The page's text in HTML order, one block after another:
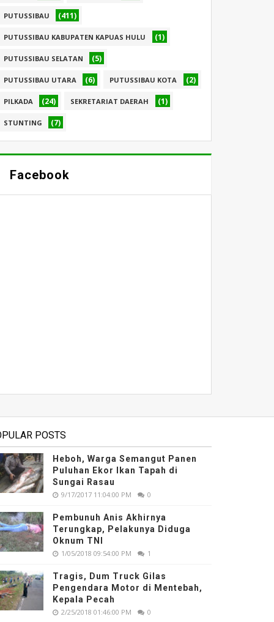
PUTUSSIBAU (411)
PUTUSSIBAU KABUPATEN KAPUAS HULU (1)
PUTUSSIBAU SELATAN (5)
PUTUSSIBAU UTARA (6) PUTUSSIBAU KOTA (2)
PILKADA (24) SEKRETARIAT DAERAH (1)
STUNTING (7)
Facebook
POSTS
Heboh, Warga Semangut Panen
Puluhan Ekor Ikan Tapah di
Sungai Rasau
9/17/2017 11:04:00 PM 0
Pembunuh Anis Akhirnya
Terungkap, Pelakunya Diduga
Oknum TNI
1/05/2018 09:54:00 PM 1
Tragis, Dum Truck Gilas
Pengendara Motor di Mentebah,
Kepala Pecah
2/25/2018 01:46:00 PM 0